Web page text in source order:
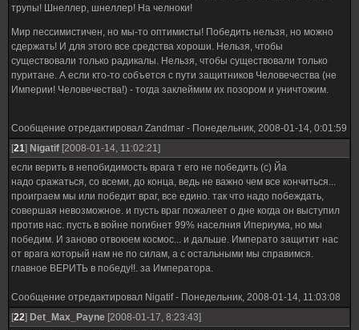
трупы! Шнеллер, шнеллер! На челноки!
Мир пессимистичен, но мы-то оптимисты! Победить нельзя, но можно
сдержать! И для этого все средства хороши. Нельзя, чтобы
существовали только радикалы. Нельзя, чтобы существовали только
пуритане. А если кто-то собъется с пути защитников Человечества (не
Империи! Человечества!) - тогда заклеймим их позором и уничтожим.
Сообщение отредактировал Zandmar - Понедельник, 2008-01-14, 0:01:59
[21] Nigatif [2008-01-14, 11:02:21]
если верить в непобидимость врага т его не победить (с) Йа
надо сражаться, со всеми, до конца, ведь не важно чем все кончиться...
проиграем мы или победит враг, все едино. так что надо побеждать,
совершая невозможное. и пусть враг пожалеет о дне когда он выступил
против нас. пусть в войне погибнет 99% населния Ипериума, но мы
победим. И заново отвоюем космос... и дальше. Императо защитит нас
от врага который нам не по силам, а с остальными мы справимся.
главное ВЕРИТЬ в победу!!. за Императора.
Сообщение отредактировал Nigatif- Понедельник, 2008-01-14, 11:03:08
[22] Det_Max_Payne [2008-01-17, 8:23:43]